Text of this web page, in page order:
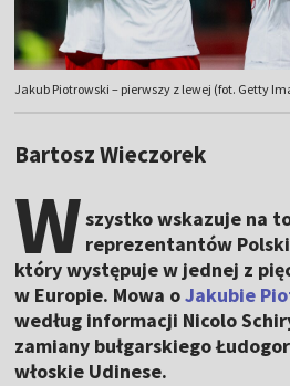
Jakub Piotrowski – pierwszy z lewej (fot. Getty
Bartosz Wieczorek
Wszystko wskazuje na
reprezentantów
który występuje w jednej z
w Europie. Mowa oJakubie
według informacji Nicolo
zamiany bułgarskiego
włoskie Udinese.